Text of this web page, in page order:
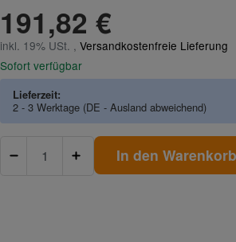
191,82 €
inkl. 19% USt. ,Versandkostenfreie Lieferung
Sofort verfügbar
Lieferzeit:
2 - 3 Werktage (DE - Ausland abweichend)
In den